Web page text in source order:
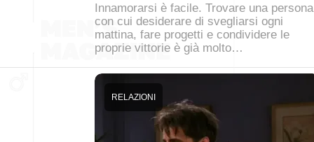
Innamorarsi è facile. Trovare una persona
con cui desiderare di svegliarsi ogni
mattina, fare progetti e condividere le
proprie vittorie è già molto…
RELAZIONI